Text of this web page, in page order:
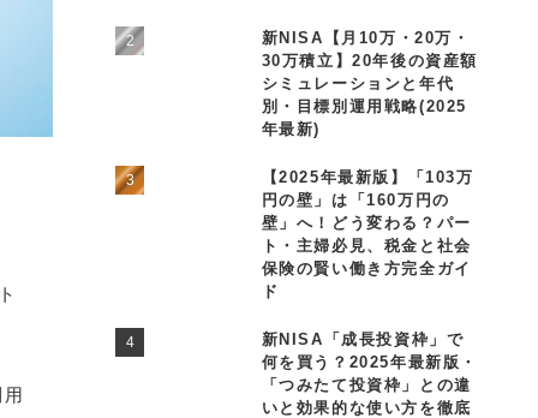
新NISA【月10万・20万・
30万積立】20年後の資産額
シミュレーションと年代
別・目標別運用戦略(2025
年最新)
【2025年最新版】「103万
円の壁」は「160万円の
壁」へ！どう変わる？パー
ト・主婦必見、税金と社会
保険の賢い働き方完全ガイ
ド
新NISA「成長投資枠」で
何を買う？2025年最新版・
「つみたて投資枠」との違
いと効果的な使い方を徹底